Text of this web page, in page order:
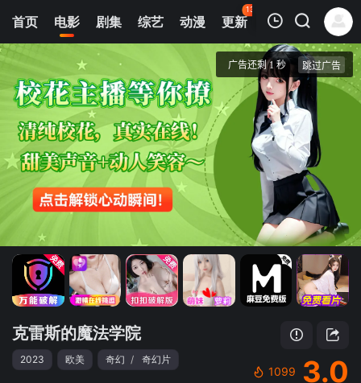
首页 电影 剧集 综艺 动漫 更新
135
热榜 APP
我的观影记录
4K首家独播
克雷斯的魔法学院
清空
克雷斯的魔法学院
2023 欧美 奇幻 / 奇幻片
1099 3.0